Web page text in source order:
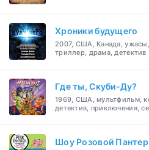
Хроники будущего
2007, США, Канада,
триллер, драма, детектив
Где ты, Скуби-Ду?
1969, США, мультфильм,
детектив, приключения,
Шоу Розовой